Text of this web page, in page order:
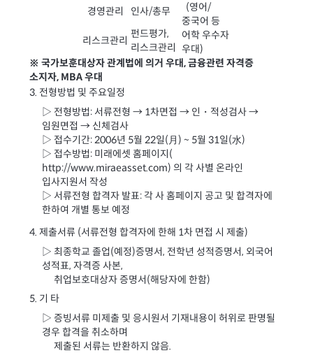
(영어/
중국어 등
어학 우수자
우대)
경영관리
인사/총무
리스크관리
펀드평가,
리스크관리
※ 국가보훈대상자 관계법에 의거 우대, 금융관련 자격증
소지자, MBA 우대
3. 전형방법 및 주요일정
▷ 전형방법: 서류전형 → 1차면접 → 인・적성검사 →
임원면접 → 신체검사
▷ 접수기간: 2006년 5월 22일(月) ~ 5월 31일(水)
▷ 접수방법: 미래에셋 홈페이지(
http://www.miraeasset.com) 의 각 사별 온라인
입사지원서 작성
▷ 서류전형 합격자 발표: 각 사 홈페이지 공고 및 합격자에
한하여 개별 통보 예정
4. 제출서류 (서류전형 합격자에 한해 1차 면접 시 제출)
▷ 최종학교 졸업(예정)증명서, 전학년 성적증명서, 외국어
성적표, 자격증 사본,
취업보호대상자 증명서(해당자에 한함)
5. 기 타
▷ 증빙서류 미제출 및 응시원서 기재내용이 허위로 판명될
경우 합격을 취소하며
제출된 서류는 반환하지 않음.